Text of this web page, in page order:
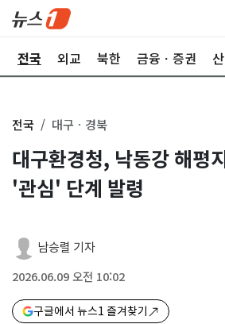
전국 외교 북한 금융ㆍ증권
전국 대구ㆍ경북
대구환경청, 낙동강 해평
'관심' 단계 발령
남승렬 기자
2026.06.09 오전 10:02
구글에서 뉴스1 즐겨찾기